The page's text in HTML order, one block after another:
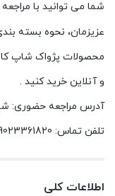
شما می توانید با
عزیزمان، نحوه بسته
محصولات پژواک شاپ
و آنلاین خرید کنید .
آدرس مراجعه حضوری:
تلفن تماس: 09023361820
اطلاعات کلی